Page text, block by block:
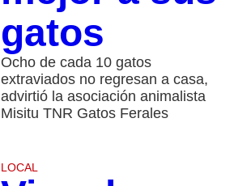
gatos
Ocho de cada 10 gatos
extraviados no regresan a casa,
advirtió la asociación animalista
Misitu TNR Gatos Ferales
LOCAL